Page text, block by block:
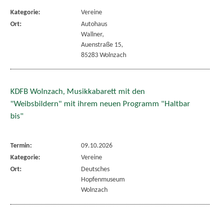
Kategorie:
Vereine
Ort:
Autohaus
Wallner,
Auenstraße 15,
85283 Wolnzach
KDFB Wolnzach, Musikkabarett mit den
"Weibsbildern" mit ihrem neuen Programm "Haltbar
bis"
Termin:
09.10.2026
Kategorie:
Vereine
Ort:
Deutsches
Hopfenmuseum
Wolnzach